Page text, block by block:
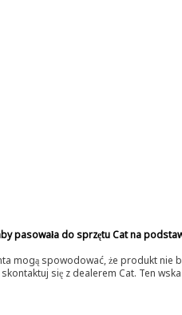
pasowała do sprzętu Cat na
mogą spowodować, że produkt nie
się z dealerem Cat. Ten